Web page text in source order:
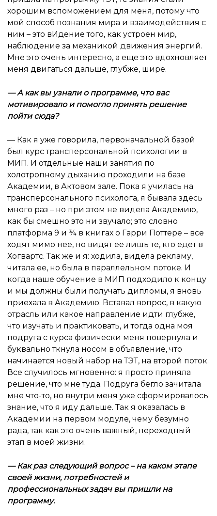
хорошим вспоможением для меня, потому что
мой способ познания мира и взаимодействия с
ним – это вИдение того, как устроен мир,
наблюдение за механикой движения энергий.
Мне это очень интересно, а еще это вдохновляет
меня двигаться дальше, глубже, шире.
—А как вы узнали о программе, что вас
мотивировало и помогло принять решение
пойти сюда?
— Как я уже говорила, первоначальной базой
был курс трансперсональной психологии в
МИП. И отдельные наши занятия по
холотропному дыханию проходили на базе
Академии, в Актовом зале. Пока я училась на
трансперсонального психолога, я бывала здесь
много раз – но при этом не видела Академию,
как бы смешно это ни звучало; это словно
платформа 9 и ¾ в книгах о Гарри Поттере – все
ходят мимо нее, но видят ее лишь те, кто едет в
Хогвартс. Так же и я: ходила, видела рекламу,
читала ее, но была в параллельном потоке. И
когда наше обучение в МИП подходило к концу
и мы должны были получать дипломы, я вновь
приехала в Академию. Вставал вопрос, в какую
отрасль или какое направление идти глубже,
что изучать и практиковать, и тогда одна моя
подруга с курса физически меня повернула и
буквально ткнула носом в объявление, что
начинается новый набор на ТЭТ, на второй поток.
Все случилось мгновенно: я просто приняла
решение, что мне туда. Подруга бегло зачитала
мне что-то, но внутри меня уже сформировалось
знание, что я иду дальше. Так я оказалась в
Академии на первом модуле, чему безумно
рада, так как это очень важный, переходный
этап в моей жизни.
— Как раз следующий вопрос – на каком этапе
своей жизни, потребностей и
профессиональных задач вы пришли на
программу.